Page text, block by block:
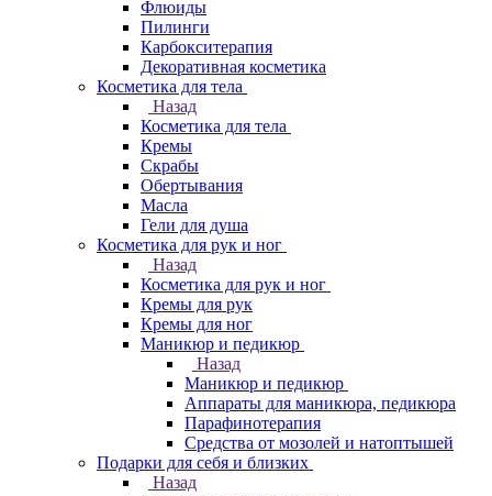
Флюиды
Пилинги
Карбокситерапия
Декоративная косметика
Косметика для тела
Назад
Косметика для тела
Кремы
Скрабы
Обертывания
Масла
Гели для душа
Косметика для рук и ног
Назад
Косметика для рук и ног
Кремы для рук
Кремы для ног
Маникюр и педикюр
Назад
Маникюр и педикюр
Аппараты для маникюра, педикюра
Парафинотерапия
Средства от мозолей и натоптышей
Подарки для себя и близких
Назад